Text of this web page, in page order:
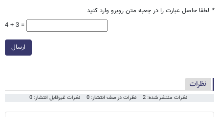
* لطفا حاصل عبارت را در جعبه متن روبرو وارد کنید
4 + 3 =
ارسال
نظرات
نظرات منتشر شده: 2 نظرات در صف انتشار: 0 نظرات غیرقابل انتشار: 0